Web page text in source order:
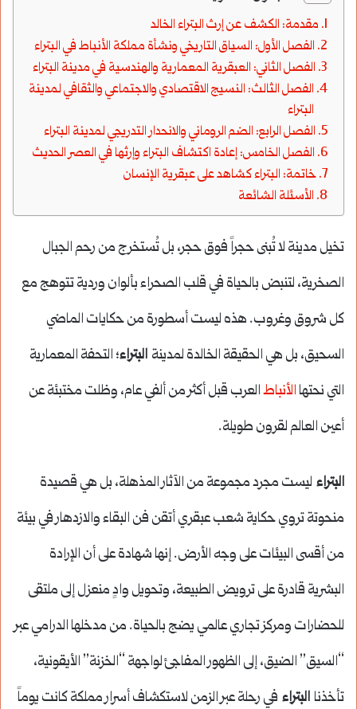
مقدمة: الكشف عن إرث البتراء الخالد
الفصل الأول: السياق التاريخي ونشأة مملكة الأنباط في البتراء
الفصل الثاني: العبقرية المعمارية والهندسية في مدينة البتراء
الفصل الثالث: النسيج الاقتصادي والاجتماعي والثقافي لمدينة
البتراء
الفصل الرابع: الضم الروماني والانحدار التدريجي لمدينة البتراء
الفصل الخامس: إعادة اكتشاف البتراء وإرثها في العصر الحديث
خاتمة: البتراء كشاهد على عبقرية الإنسان
الأسئلة الشائعة
تخيل مدينة لا تُبنى حجراً فوق حجر، بل تُستخرج من رحم الجبال
الصخرية، لتنبض بالحياة في قلب الصحراء بألوان وردية تتوهج مع
كل شروق وغروب. هذه ليست أسطورة من حكايات الماضي
السحيق، بل هي الحقيقة الخالدة لمدينة البتراء؛ التحفة المعمارية
التي نحتهاالأنباطالعرب قبل أكثر من ألفي عام، وظلت مختبئة عن
أعين العالم لقرون طويلة.
البتراء ليست مجرد مجموعة من الآثار المذهلة، بل هي قصيدة
منحوتة تروي حكاية شعب عبقري أتقن فن البقاء والازدهار في بيئة
من أقسى البيئات على وجه الأرض. إنها شهادة على أن الإرادة
البشرية قادرة على ترويض الطبيعة، وتحويل وادٍ منعزل إلى ملتقى
للحضارات ومركز تجاري عالمي يضج بالحياة. من مدخلها الدرامي عبر
“السيق” الضيق، إلى الظهور المفاجئ لواجهة “الخزنة” الأيقونية،
تأخذنا البتراء في رحلة عبر الزمن لاستكشاف أسرار مملكة كانت يوماً